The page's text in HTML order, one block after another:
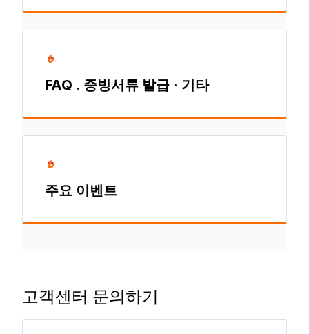
FAQ . 증빙서류 발급 · 기타
주요 이벤트
고객센터 문의하기